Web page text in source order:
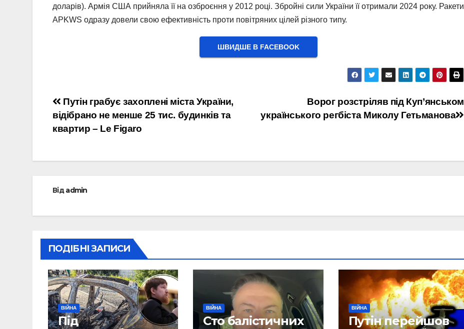
доларів). Армія США прийняла її на озброєння у 2012 році. Збройні сили України її отримали 2024 року. Ракети
APKWS одразу довели свою ефективність проти повітряних цілей різного типу.
ШВИДШЕ В FACEBOOK
Навігація
записів
Ворог розстріляв під Куп’янськом
українського регбіста Миколу Гетьманова
Путін грабує захоплені міста України,
відібрано не менше 25 тис. будинків та
квартир – Le Figaro
Відadmin
ПОДІБНІ ЗАПИСИ
ВІЙНА
Під
ВІЙНА
Сто балістичних
ВІЙНА
Путін перейшов